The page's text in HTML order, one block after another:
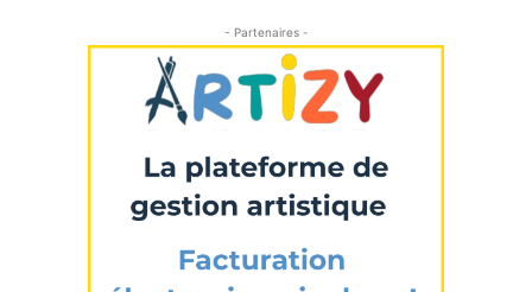
- Partenaires -